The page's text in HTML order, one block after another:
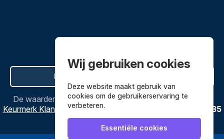
Hier de overeenkomst ontbinden
De waardering vanBestekenpannen.nlbijWebwinkel
Keurmerk Klantbeoordelingen
3635
reviews.
Wij gebruiken cookies
Deze website maakt gebruik van
cookies om de gebruikerservaring te
verbeteren.
Essentiële cookies